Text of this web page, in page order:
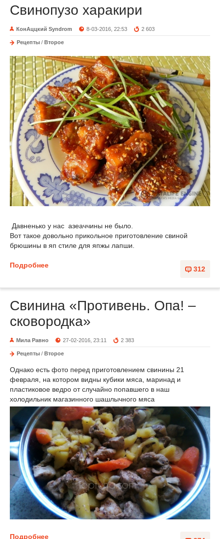
Свинопузо харакири
КонАццкий Syndrom 8-03-2016, 22:53 2 603
Рецепты / Второе
Давненько у нас азеаччины не было.
Вот такое довольно прикольное приготовление свиной
брюшины в яп стиле для япжы лапши.
312
Подробнее
Свинина «Противень. Опа! –
сковородка»
Мила Равно 27-02-2016, 23:11 2 383
Рецепты / Второе
Однако есть фото перед приготовлением свинины 21
февраля, на котором видны кубики мяса, маринад и
пластиковое ведро от случайно попавшего в наш
холодильник магазинного шашлычного мяса
Подробнее